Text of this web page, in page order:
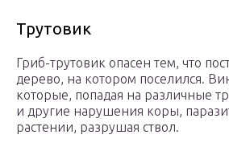
Трутовик
Гриб-трутовик опасен тем, что
дерево, на котором поселился.
которые, попадая на различные
и другие нарушения коры,
растении, разрушая ствол.